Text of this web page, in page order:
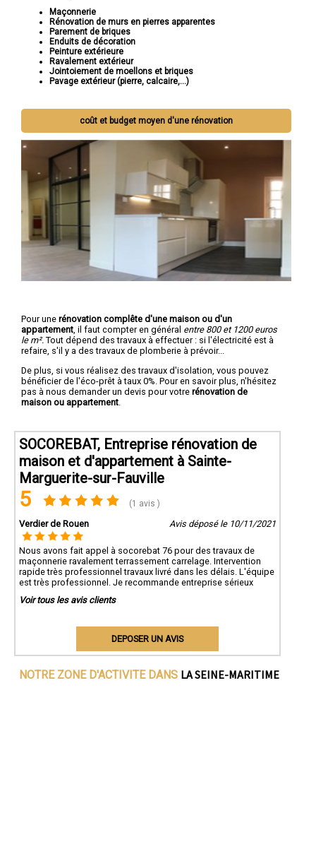
Maçonnerie
Rénovation de murs en pierres apparentes
Parement de briques
Enduits de décoration
Peinture extérieure
Ravalement extérieur
Jointoiement de moellons et briques
Pavage extérieur (pierre, calcaire,...)
coût et budget moyen d'une rénovation
Pour une rénovation complête d'une maison ou d'un
appartement , il faut compter en général entre 800 et 1200 euros
le m². Tout dépend des travaux à effectuer : si l'électricité est à
refaire, s'il y a des travaux de plomberie à prévoir...
De plus, si vous réalisez des travaux d'isolation, vous pouvez
bénéficier de l'éco-prêt à taux 0%. Pour en savoir plus, n'hésitez
pas à nous demander un devis pour votre rénovation de
maison ou appartement
SOCOREBAT, Entreprise rénovation de
maison et d'appartement à Sainte-
Marguerite-sur-Fauville
5 (1 avis )
Verdier de Rouen Avis déposé le 10/11/2021
Nous avons fait appel à socorebat 76 pour des travaux de
maçonnerie ravalement terrassement carrelage. Intervention
rapide très professionnel travaux livré dans les délais. L'équipe
est très professionnel. Je recommande entreprise sérieux
Voir tous les avis clients
DEPOSER UN AVIS
NOTRE ZONE D'ACTIVITE DANS LA SEINE-MARITIME